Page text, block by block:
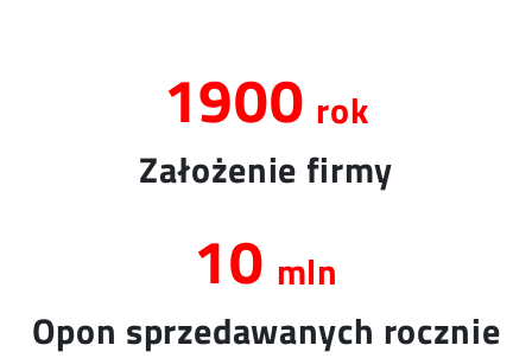
1900 rok
Założenie firmy
10 mln
Opon sprzedawanych rocznie